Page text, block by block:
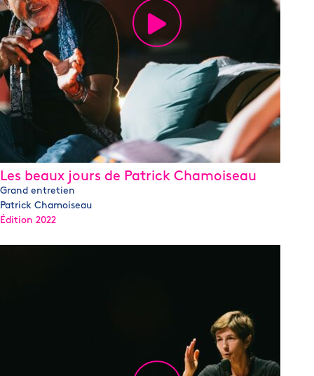
Les beaux jours de Patrick Chamoiseau
Grand entretien
Patrick Chamoiseau
Édition 2022